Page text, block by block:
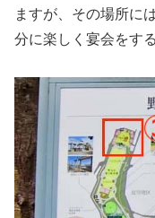
ますが、その場所に
分に楽しく宴会をす